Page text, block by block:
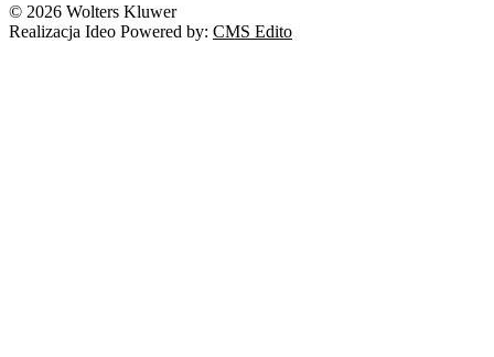
© 2026 Wolters Kluwer
Realizacja Ideo Powered by: CMS Edito